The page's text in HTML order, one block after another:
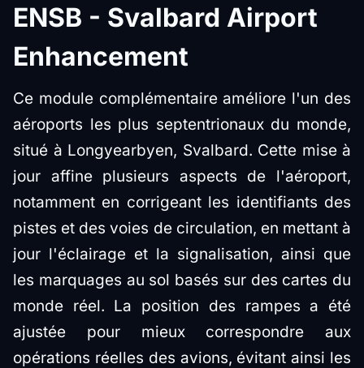
ENSB - Svalbard Airport
Enhancement
Ce module complémentaire améliore l'un des
aéroports les plus septentrionaux du monde,
situé à Longyearbyen, Svalbard. Cette mise à
jour affine plusieurs aspects de l'aéroport,
notamment en corrigeant les identifiants des
pistes et des voies de circulation, en mettant à
jour l'éclairage et la signalisation, ainsi que
les marquages au sol basés sur des cartes du
monde réel. La position des rampes a été
ajustée pour mieux correspondre aux
opérations réelles des avions, évitant ainsi les